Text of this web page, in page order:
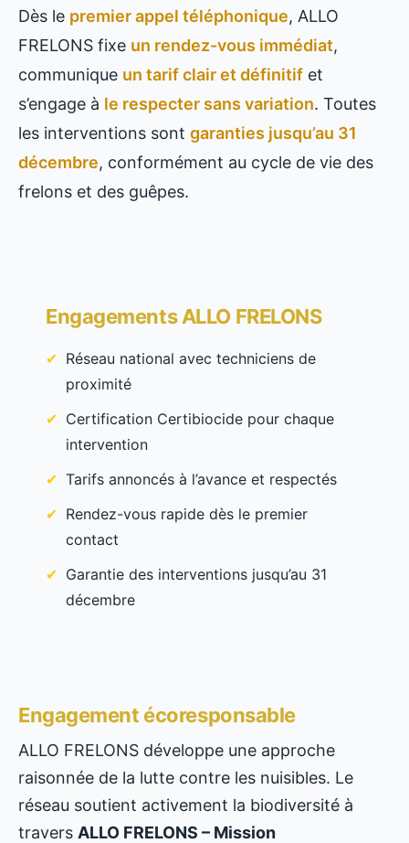
Dès le premier appel téléphonique, ALLO
FRELONS fixe un rendez-vous immédiat,
communique un tarif clair et définitif et
s’engage à le respecter sans variation. Toutes
les interventions sont garanties jusqu’au 31
décembre, conformément au cycle de vie des
frelons et des guêpes.
Engagements ALLO FRELONS
Réseau national avec techniciens de
proximité
Certification Certibiocide pour chaque
intervention
Tarifs annoncés à l’avance et respectés
Rendez-vous rapide dès le premier
contact
Garantie des interventions jusqu’au 31
décembre
Engagement écoresponsable
ALLO FRELONS développe une approche
raisonnée de la lutte contre les nuisibles. Le
réseau soutient activement la biodiversité à
travers ALLO FRELONS – Mission